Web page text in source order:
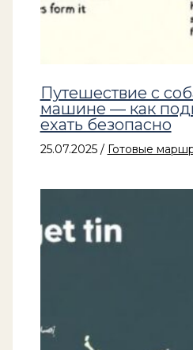
Путешествие с
машине — как
ехать безопасно
25.07.2025 / Готовые